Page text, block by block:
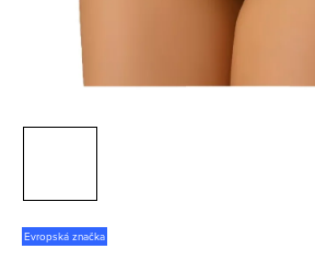
Evropská značka